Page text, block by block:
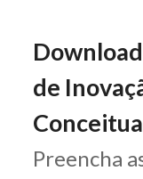
de
Preencha